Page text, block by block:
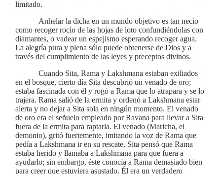
limitado.
Anhelar la dicha en un mundo objetivo es tan necio
como recoger rocío de las hojas de loto confundiéndolas con
diamantes, o vadear un espejismo esperando recoger agua.
La alegría pura y plena sólo puede obtenerse de Dios y a
través del cumplimiento de las leyes y preceptos divinos.
Cuando Sita, Rama y Lakshmana estaban exiliados
en el bosque, cierto día Sita descubrió un venado de oro;
estaba fascinada con él y rogó a Rama que lo atrapara y se lo
trajera. Rama salió de la ermita y ordenó a Lakshmana estar
alerta y no dejar a Sita sola en ningún momento. El venado
de oro era el señuelo empleado por Ravana para llevar a Sita
fuera de la ermita para raptarla. El venado (Maricha, el
demonio), gritó fuertemente, imitando la voz de Rama que
pedía a Lakshmana ir en su rescate. Sita pensó que Rama
estaba herido y llamaba a Lakshmana para que fuera a
ayudarlo; sin embargo, éste conocía a Rama demasiado bien
para creer que estuviera asustado. Él era un verdadero